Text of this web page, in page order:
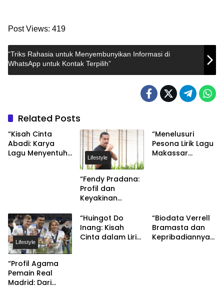
Post Views: 419
“Triks Rahasia untuk Menyembunyikan Informasi di
WhatsApp untuk Kontak Terpilih”
Related Posts
“Kisah Cinta
Abadi: Karya
Lagu Menyentuh
Lifestyle
“Fendy Pradana:
Profil dan
Keyakinan
“Menelusuri
Pesona Lirik Lagu
Makassar
Lifestyle
“Profil Agama
Pemain Real
Madrid: Dari
“Huingot Do
Inang: Kisah
Cinta dalam Lirik
“Biodata Verrell
Bramasta dan
Kepribadiannya